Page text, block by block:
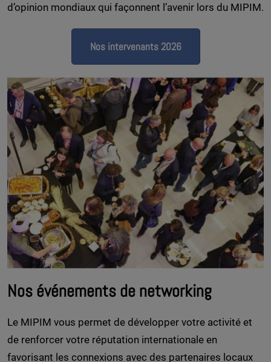
d’opinion mondiaux qui façonnent l’avenir lors du MIPIM.
Nos intervenants 2026
Nos événements de networking
Le MIPIM vous permet de développer votre activité et
de renforcer votre réputation internationale en
favorisant les connexions avec des partenaires locaux